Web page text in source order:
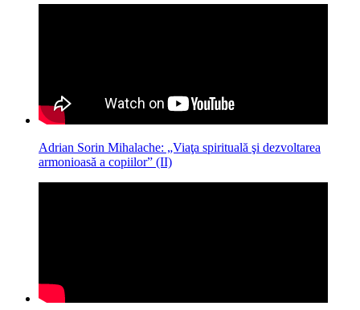
Adrian Sorin Mihalache: „Viaţa spirituală şi dezvoltarea
armonioasă a copiilor” (II)